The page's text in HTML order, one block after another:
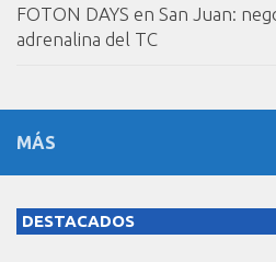
FOTON DAYS en San Juan:
adrenalina del TC
MÁS
DESTACADOS